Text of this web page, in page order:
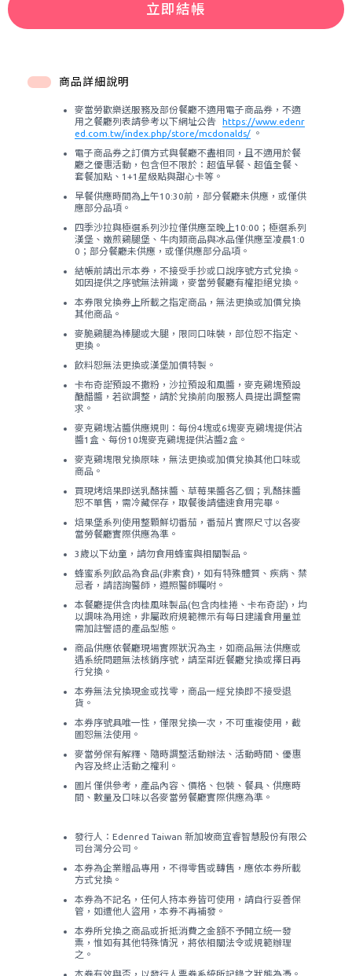
立即結帳
商品詳細說明
麥當勞歡樂送服務及部份餐廳不適用電子商品券，不適
用之餐廳列表請參考以下網址公告
https://www.edenr
ed.com.tw/index.php/store/mcdonalds/ 。
電子商品券之訂價方式與餐廳不盡相同，且不適用於餐
廳之優惠活動，包含但不限於：超值早餐、超值全餐、
套餐加點、1+1星級點與甜心卡等。
早餐供應時間為上午10:30前，部分餐廳未供應，或僅供
應部分品項。
四季沙拉與極選系列沙拉僅供應至晚上10:00；極選系列
漢堡、嫩煎鷄腿堡、牛肉類商品與冰品僅供應至凌晨1:0
0；部分餐廳未供應，或僅供應部分品項。
結帳前請出示本券，不接受手抄或口說序號方式兌換。
如因提供之序號無法辨識，麥當勞餐廳有權拒絕兌換。
本券限兌換券上所載之指定商品，無法更換或加價兌換
其他商品。
麥脆鷄腿為棒腿或大腿，限同口味裝，部位恕不指定、
更換。
飲料恕無法更換或漢堡加價特製。
卡布奇諾預設不撒粉，沙拉預設和風醬，麥克鷄塊預設
醣醋醬，若欲調整，請於兌換前向服務人員提出調整需
求。
麥克鷄塊沾醬供應規則：每份4塊或6塊麥克鷄塊提供沾
醬1盒、每份10塊麥克鷄塊提供沾醬2盒。
麥克鷄塊限兌換原味，無法更換或加價兌換其他口味或
商品。
買現烤焙果即送乳酪抹醬、草莓果醬各乙個；乳酪抹醬
恕不單售，需冷藏保存，取餐後請儘速食用完畢。
焙果堡系列使用整顆鮮切番茄，番茄片實際尺寸以各麥
當勞餐廳實際供應為準。
3歲以下幼童，請勿食用蜂蜜與相關製品。
蜂蜜系列飲品為食品(非素食)，如有特殊體質、疾病、禁
忌者，請諮詢醫師，遵照醫師囑咐。
本餐廳提供含肉桂風味製品(包含肉桂捲、卡布奇諾)，均
以調味為用途，非屬政府規範標示有每日建議食用量並
需加註警語的產品型態。
商品供應依餐廳現場實際狀況為主，如商品無法供應或
遇系統問題無法核銷序號，請至鄰近餐廳兌換或擇日再
行兌換。
本券無法兌換現金或找零，商品一經兌換即不接受退
貨。
本券序號具唯一性，僅限兌換一次，不可重複使用，截
圖恕無法使用。
麥當勞保有解釋、隨時調整活動辦法、活動時間、優惠
內容及終止活動之權利。
圖片僅供參考，產品內容、價格、包裝、餐具、供應時
間、數量及口味以各麥當勞餐廳實際供應為準。
發行人：Edenred Taiwan 新加坡商宜睿智慧股份有限公
司台灣分公司。
本券為企業贈品專用，不得零售或轉售，應依本券所載
方式兌換。
本券為不記名，任何人持本券皆可使用，請自行妥善保
管，如遭他人盜用，本券不再補發。
本券所兌換之商品或折抵消費之金額不予開立統一發
票，惟如有其他特殊情況，將依相關法令或規範辦理
之。
本券有效與否，以發行人票券系統所記錄之狀態為憑。